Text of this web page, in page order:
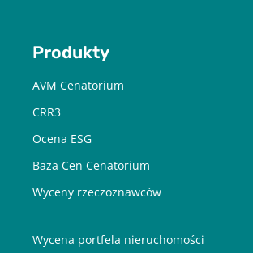
Produkty
AVM Cenatorium
CRR3
Ocena ESG
Baza Cen Cenatorium
Wyceny rzeczoznawców
Wycena portfela nieruchomości